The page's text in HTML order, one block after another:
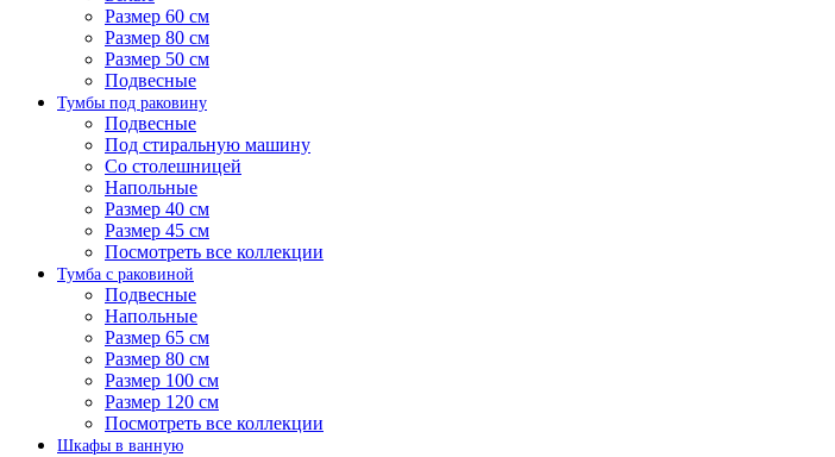
Размер 60 см
Размер 80 см
Размер 50 см
Подвесные
Тумбы под раковину
Подвесные
Под стиральную машину
Со столешницей
Напольные
Размер 40 см
Размер 45 см
Посмотреть все коллекции
Тумба с раковиной
Подвесные
Напольные
Размер 65 см
Размер 80 см
Размер 100 см
Размер 120 см
Посмотреть все коллекции
Шкафы в ванную